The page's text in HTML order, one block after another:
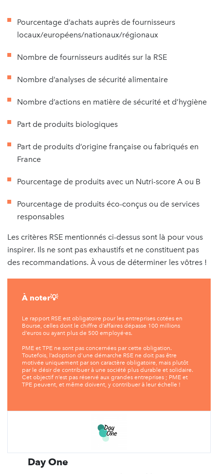
Pourcentage d’achats auprès de fournisseurs
locaux/européens/nationaux/régionaux
Nombre de fournisseurs audités sur la RSE
Nombre d’analyses de sécurité alimentaire
Nombre d’actions en matière de sécurité et d’hygiène
Part de produits biologiques
Part de produits d’origine française ou fabriqués en
France
Pourcentage de produits avec un Nutri-score A ou B
Pourcentage de produits éco-conçus ou de services
responsables
Les critères RSE mentionnés ci-dessus sont là pour vous
inspirer. Ils ne sont pas exhaustifs et ne constituent pas
des recommandations. À vous de déterminer les vôtres !
À noter💡
Le rapport RSE est obligatoire pour les entreprises cotées en
Bourse, celles dont le chiffre d’affaires dépasse 100 millions
d’euros ou ayant plus de 500 employé·es.
PME et TPE ne sont pas concernées par cette obligation.
Toutefois, l’adoption d’une démarche RSE ne doit pas être
motivée uniquement par son caractère obligatoire, mais plutôt
par le désir de contribuer à une société plus durable et solidaire.
Cet objectif n’est pas réservé aux grandes entreprises ; PME et
TPE peuvent, et même doivent, y contribuer à leur échelle !
Day One